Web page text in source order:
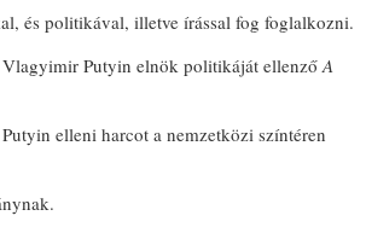
és politikával, illetve írással fog foglalkozni.
Vlagyimir Putyin elnök politikáját ellenzőA
elleni harcot a nemzetközi színtéren